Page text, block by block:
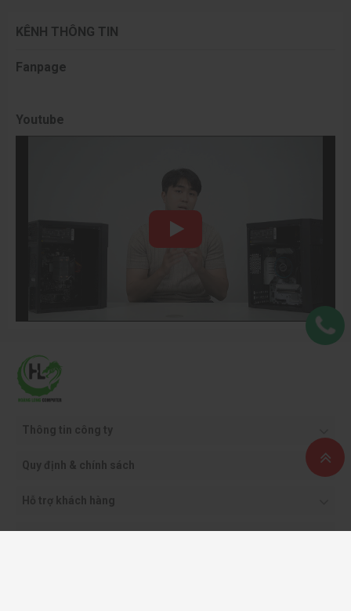
KÊNH THÔNG TIN
Fanpage
Youtube
Thông tin công ty
Quy định & chính sách
Hỗ trợ khách hàng